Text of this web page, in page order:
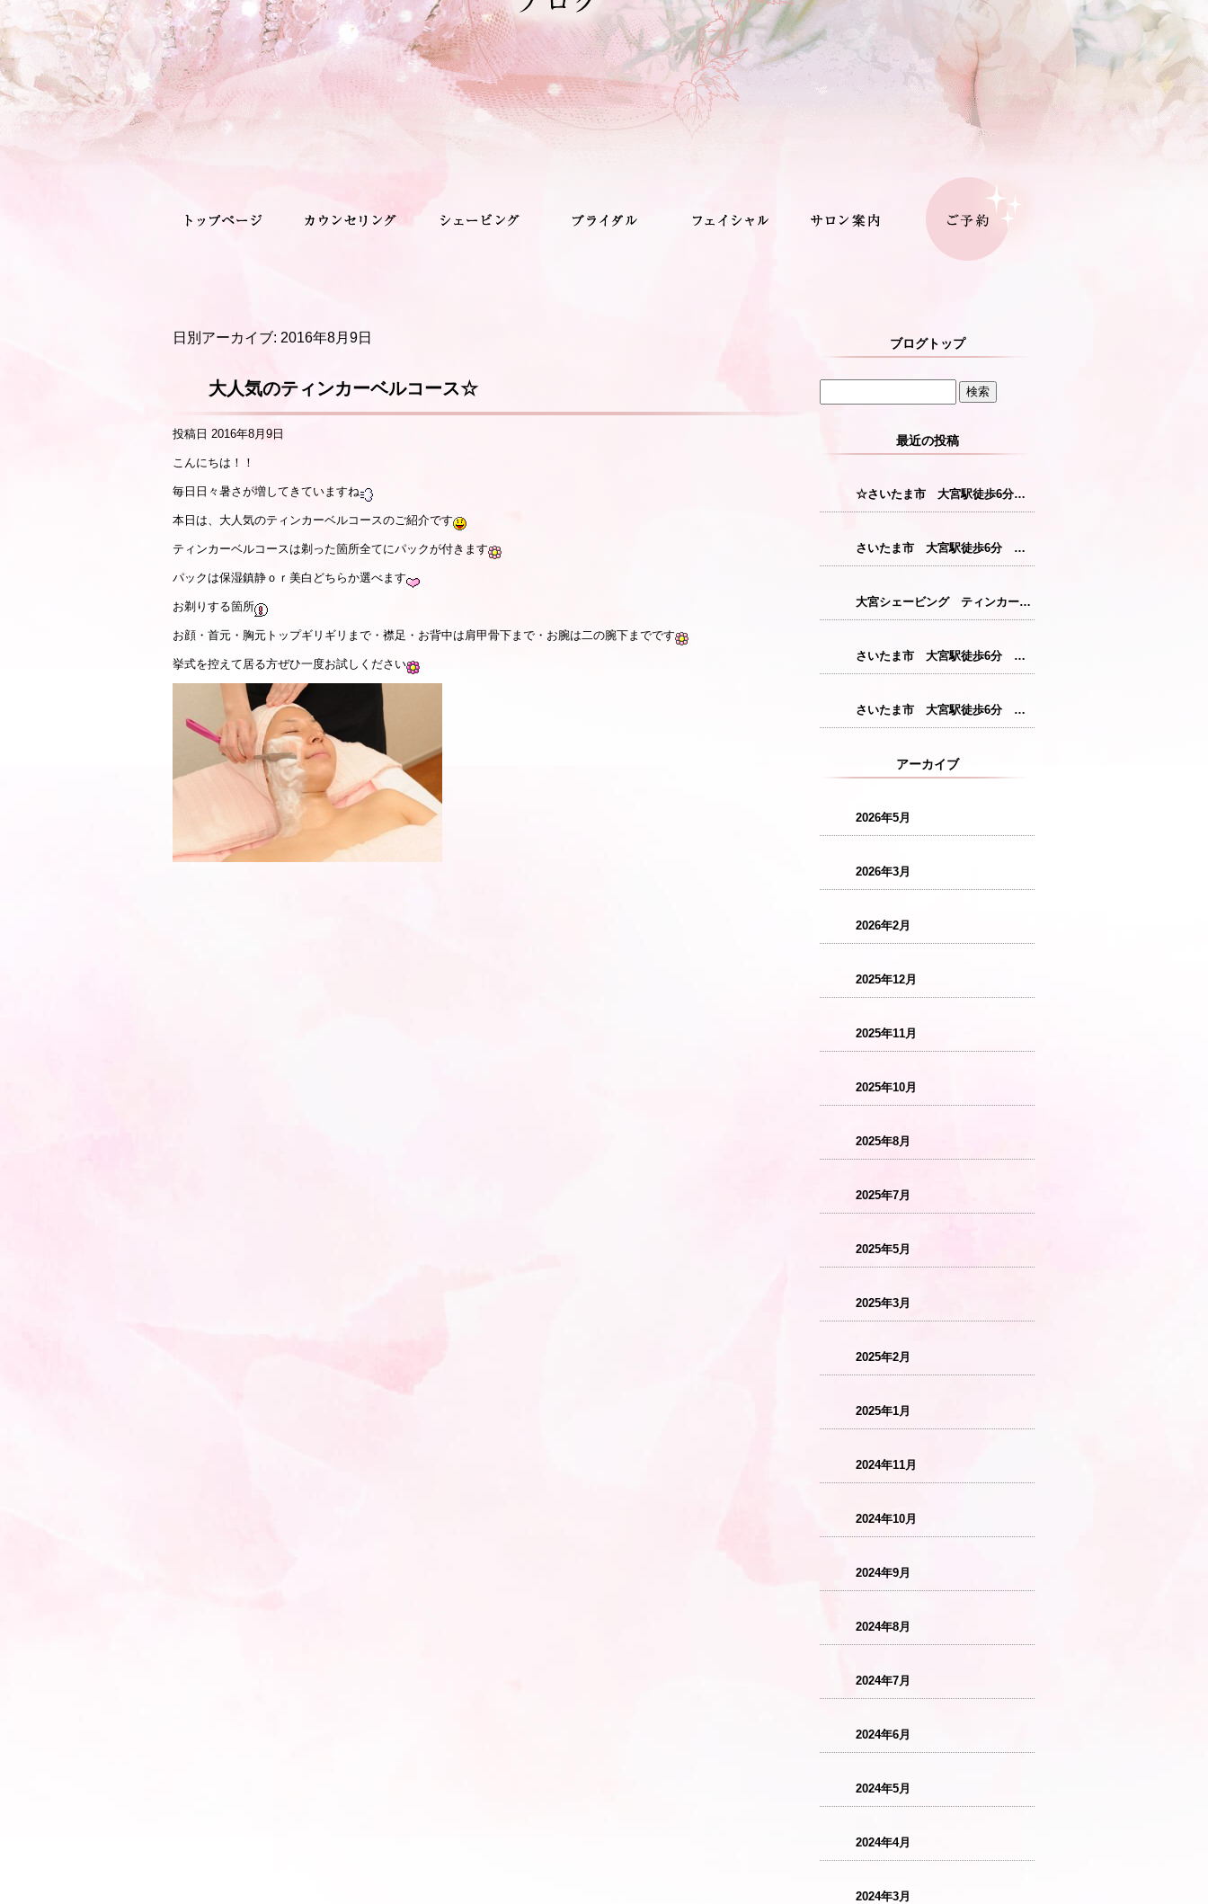
日別アーカイブ: 2016年8月9日
大人気のティンカーベルコース☆
投稿日 2016年8月9日
こんにちは！！
毎日日々暑さが増してきていますね
本日は、大人気のティンカーベルコースのご紹介です
ティンカーベルコースは剃った箇所全てにパックが付きます
パックは保湿鎮静ｏｒ美白どちらか選べます
お剃りする箇所
お顔・首元・胸元トップギリギリまで・襟足・お背中は肩甲骨下まで・お腕は二の腕下までです
挙式を控えて居る方ぜひ一度お試しください
ブログトップ
最近の投稿
☆さいたま市 大宮駅徒歩6分 レディースシェービング☆
さいたま市 大宮駅徒歩6分 レディースシェービング『産毛をなくすことで花粉症対策につながります！』
大宮シェービング ティンカーベル『クレンジング』
さいたま市 大宮駅徒歩6分 レディースシェービング『仕上がりが格別のシェービングコース』
さいたま市 大宮駅徒歩6分 レディースシェービング『敏感肌の方にも安心パック』
アーカイブ
2026年5月
2026年3月
2026年2月
2025年12月
2025年11月
2025年10月
2025年8月
2025年7月
2025年5月
2025年3月
2025年2月
2025年1月
2024年11月
2024年10月
2024年9月
2024年8月
2024年7月
2024年6月
2024年5月
2024年4月
2024年3月